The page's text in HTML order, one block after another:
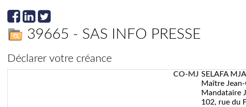
39665 - SAS INFO PRESSE
Déclarer votre créance
CO-MJ SELAFA MJA
Maître
Mandataire
102, rue du